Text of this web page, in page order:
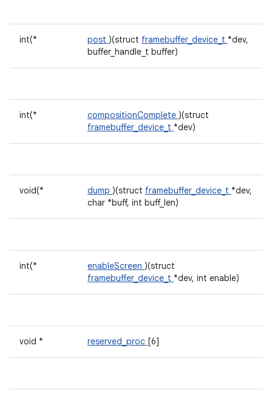
int(* post )(struct framebuffer_device_t *dev,
buffer_handle_t buffer)
int(* compositionComplete )(struct
framebuffer_device_t *dev)
void(* dump )(struct framebuffer_device_t *dev,
char *buff, int buff_len)
int(* enableScreen )(struct
framebuffer_device_t *dev, int enable)
void * reserved_proc [6]